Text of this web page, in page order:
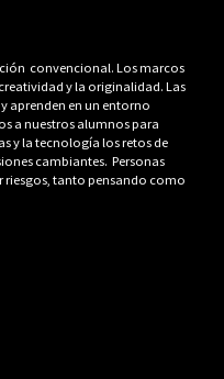
convencional. Los marcos
y la originalidad. Las
aprenden en un entorno
a nuestros alumnos para
y la tecnología los retos de
cambiantes. Personas
riesgos, tanto pensando como